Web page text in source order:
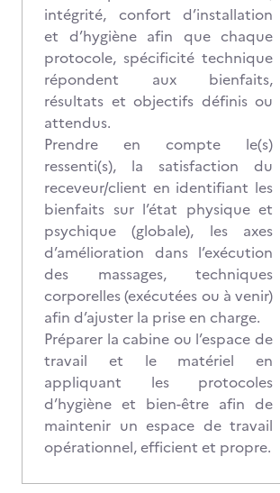
intégrité, confort d’installation
et d’hygiène afin que chaque
protocole, spécificité technique
répondent aux bienfaits,
résultats et objectifs définis ou
attendus.
Prendre en compte le(s)
ressenti(s), la satisfaction du
receveur/client en identifiant les
bienfaits sur l’état physique et
psychique (globale), les axes
d’amélioration dans l’exécution
des massages, techniques
corporelles (exécutées ou à venir)
afin d’ajuster la prise en charge.
Préparer la cabine ou l’espace de
travail et le matériel en
appliquant les protocoles
d’hygiène et bien-être afin de
maintenir un espace de travail
opérationnel, efficient et propre.